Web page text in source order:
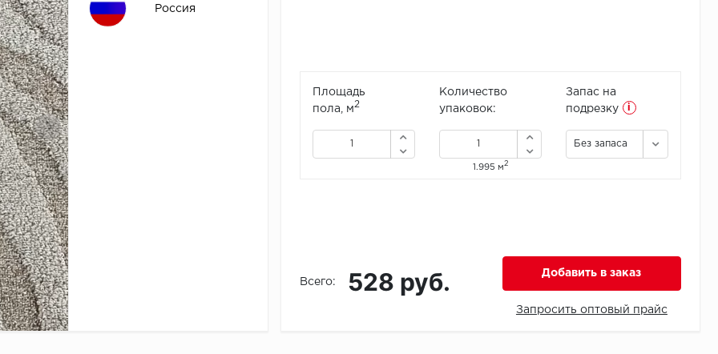
Россия
Площадь
пола, м2
Количество
упаковок:
1.995 м2
Запас на
подрезку
i
Без запаса
Всего: 528 руб. Добавить в заказ
Запросить оптовый прайс